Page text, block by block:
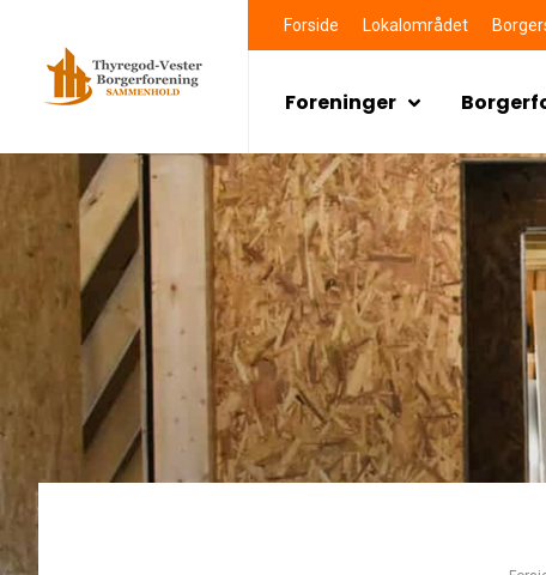
Forside Lokalområdet
Foreninger